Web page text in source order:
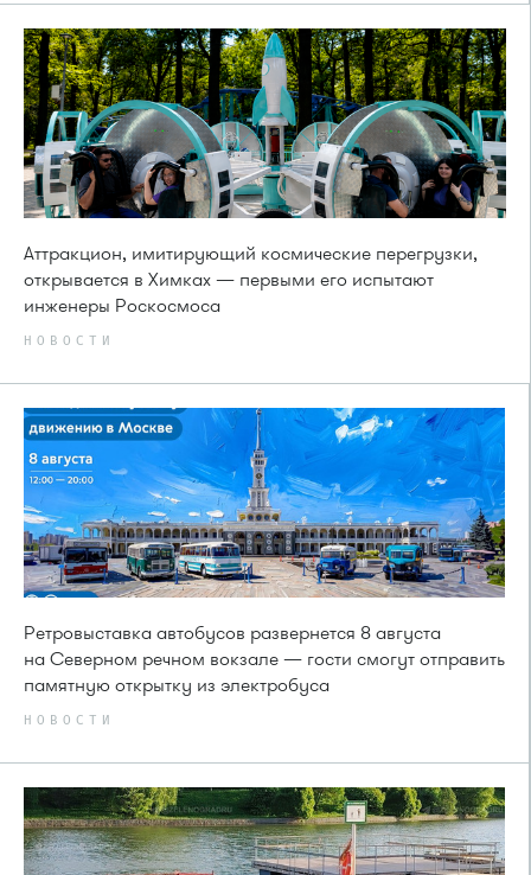
Аттракцион, имитирующий космические перегрузки,
открывается в Химках — первыми его испытают
инженеры Роскосмоса
НОВОСТИ
Ретровыставка автобусов развернется 8 августа
на Северном речном вокзале — гости смогут отправить
памятную открытку из электробуса
НОВОСТИ